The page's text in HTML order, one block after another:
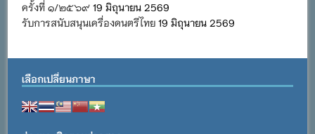
ครั้งที่ ๑/๒๕๖๙ 19 มิถุนายน 2569
รับการสนับสนุนเครื่องดนตรีไทย 19 มิถุนายน 2569
เลือกเปลี่ยนภาษา